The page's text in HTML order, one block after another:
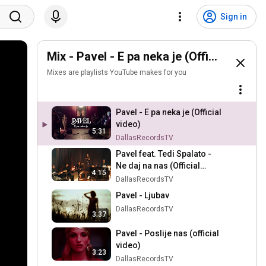
Sign in
Mix - Pavel - E pa neka je (Official video)
Mixes are playlists YouTube makes for you
5:31
Pavel - E pa neka je (Official
video)
DallasRecordsTV
4:15
Pavel feat. Tedi Spalato -
Ne daj na nas (Official
video)
DallasRecordsTV
3:37
Pavel - Ljubav
DallasRecordsTV
3:23
Pavel - Poslije nas (official
video)
DallasRecordsTV